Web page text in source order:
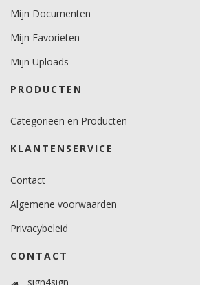
Temperatuurbereik (°C)
-40 tot +90.
Levensduurverwachting
Mijn Documenten
Mijn Favorieten
Mijn Uploads
PRODUCTEN
Categorieën en Producten
KLANTENSERVICE
Contact
Algemene voorwaarden
Privacybeleid
CONTACT
sign4sign